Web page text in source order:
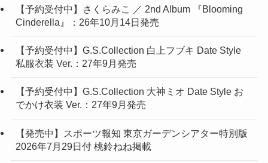
【予約受付中】さくらみこ ／ 2nd Album 『Blooming
Cinderella』：26年10月14日発売
【予約受付中】G.S.Collection 白上フブキ Date Style
私服衣装 Ver.：27年9月発売
【予約受付中】G.S.Collection 大神ミオ Date Style お
でかけ衣装 Ver.：27年9月発売
【発売中】スポーツ報知 東京ガーデンシアター特別版
2026年7月29日付 桃鈴ねね掲載